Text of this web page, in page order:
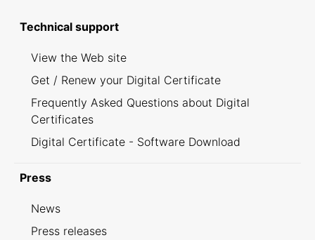
Technical support
View the Web site
Get / Renew your Digital Certificate
Frequently Asked Questions about Digital
Certificates
Digital Certificate - Software Download
Press
News
Press releases